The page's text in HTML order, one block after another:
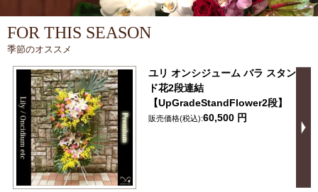
FOR THIS SEASON
季節のオススメ
ユリ オンシジューム バラ スタン
ド花2段連結
【UpGradeStandFlower2段】
販売価格(税込):60,500 円